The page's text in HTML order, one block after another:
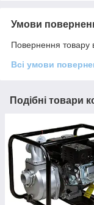
Умови
Повернення товару
Всі умови
Подібні товари